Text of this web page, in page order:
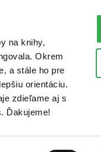
na knihy,
Okrem
a stále ho pre
orientáciu.
zdieľame aj s
Ďakujeme!